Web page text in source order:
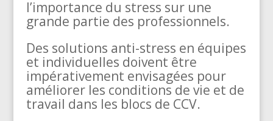
l’importance du stress sur une
grande partie des professionnels.
Des solutions anti-stress en équipes
et individuelles doivent être
impérativement envisagées pour
améliorer les conditions de vie et de
travail dans les blocs de CCV.